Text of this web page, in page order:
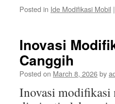
Posted in Ide Modifikasi Mobil |
Inovasi
Canggih
Posted on March 8, 2026by
Inovasi modifikasi